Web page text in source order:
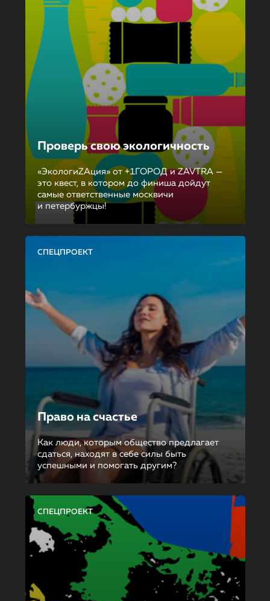
Проверь свою экологичность
«ЭкологиZAция» от +1ГОРОД и ZAVTRA —
это квест, в котором до финиша дойдут
самые ответственные москвичи
и петербуржцы!
СПЕЦПРОЕКТ
Право на счастье
Как люди, которым общество предлагает
сдаться, находят в себе силы быть
успешными и помогать другим?
СПЕЦПРОЕКТ